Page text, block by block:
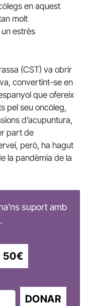
en aquest
molt
estrès
(CST) va obrir
convertint-se en
que ofereix
pel seu oncòleg,
d’acupuntura,
part de
però, ha hagut
la pandèmia de la
suport amb
50€
DONAR